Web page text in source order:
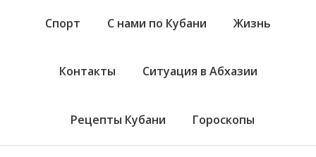
Спорт С нами по Кубани Жизнь
Контакты Ситуация в Абхазии
Рецепты Кубани Гороскопы